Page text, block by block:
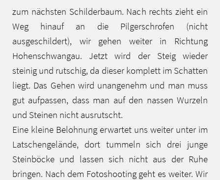
zum nächsten Schilderbaum. Nach rechts zieht ein
Weg hinauf an die Pilgerschrofen (nicht
ausgeschildert), wir gehen weiter in Richtung
Hohenschwangau. Jetzt wird der Steig wieder
steinig und rutschig, da dieser komplett im Schatten
liegt. Das Gehen wird unangenehm und man muss
gut aufpassen, dass man auf den nassen Wurzeln
und Steinen nicht ausrutscht.
Eine kleine Belohnung erwartet uns weiter unter im
Latschengelände, dort tummeln sich drei junge
Steinböcke und lassen sich nicht aus der Ruhe
bringen. Nach dem Fotoshooting geht es weiter. Wir